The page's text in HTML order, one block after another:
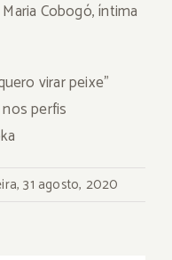
Cobogó, íntima
virar peixe”
perfis
31 agosto, 2020